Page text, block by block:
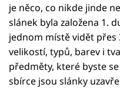
je něco, co nikde jinde
slánek byla založena 1.
jednom místě vidět přes
velikostí, typů, barev i
předměty, které byste
sbírce jsou slánky